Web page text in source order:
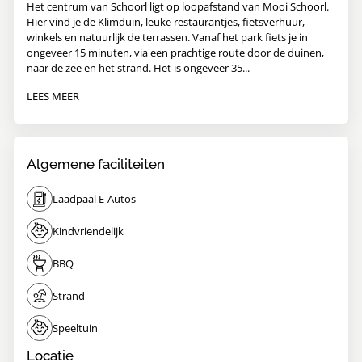
Het centrum van Schoorl ligt op loopafstand van Mooi Schoorl.
Hier vind je de Klimduin, leuke restaurantjes, fietsverhuur,
winkels en natuurlijk de terrassen. Vanaf het park fiets je in
ongeveer 15 minuten, via een prachtige route door de duinen,
naar de zee en het strand. Het is ongeveer 35...
LEES MEER
Algemene faciliteiten
Laadpaal E-Autos
Kindvriendelijk
BBQ
Strand
Speeltuin
Locatie